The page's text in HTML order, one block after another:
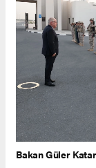
Bakan Güler